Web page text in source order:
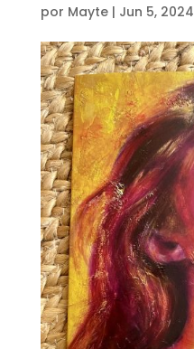
por Mayte| Jun 5, 2024